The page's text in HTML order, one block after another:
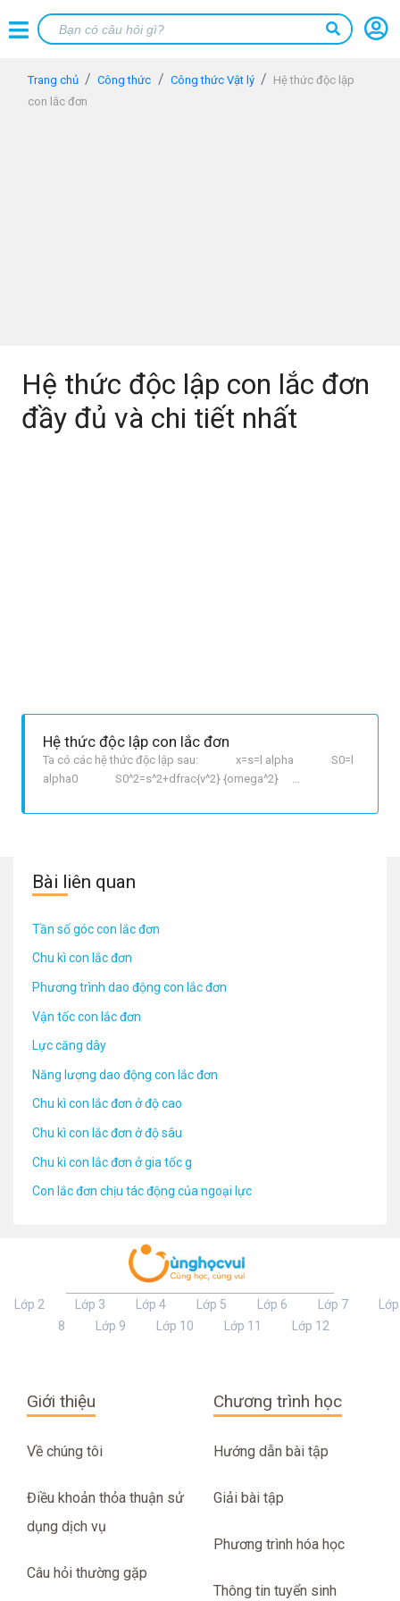
Trang chủ Công thức Công thức Vật lý
Hệ thức độc lập
con lắc đơn
Hệ thức độc lập con lắc đơn
đầy đủ và chi tiết nhất
Hệ thức độc lập con lắc đơn
Ta có các hệ thức độc lập sau: x=s=l alpha S0=l
alpha0 S0^2=s^2+dfrac{v^2} {omega^2}
Bài liên quan
Tần số góc con lắc đơn
Chu kì con lắc đơn
Phương trình dao động con lắc đơn
Vận tốc con lắc đơn
Lực căng dây
Năng lượng dao động con lắc đơn
Chu kì con lắc đơn ở độ cao
Chu kì con lắc đơn ở độ sâu
Chu kì con lắc đơn ở gia tốc g
Con lắc đơn chịu tác động của ngoại lực
Lớp 2 Lớp 3 Lớp 4 Lớp 5 Lớp 6 Lớp 7
Lớp
8
Lớp 9 Lớp 10 Lớp 11 Lớp 12
Giới thiệu
Về chúng tôi
Điều khoản thỏa thuận sử
dụng dịch vụ
Câu hỏi thường gặp
Chương trình học
Hướng dẫn bài tập
Giải bài tập
Phương trình hóa học
Thông tin tuyển sinh